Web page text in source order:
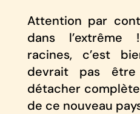
Attention par
dans l’extrême
racines, c’est
devrait pas
détacher
de ce nouveau